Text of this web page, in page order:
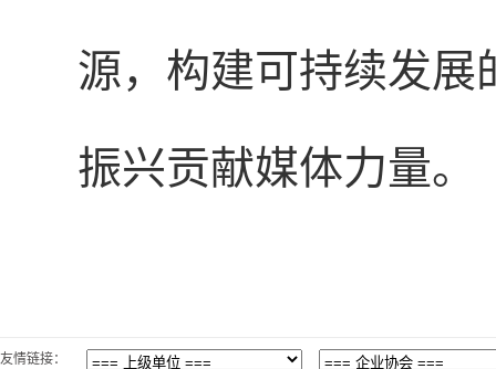
源，构建可持续发展
振兴贡献媒体力量。